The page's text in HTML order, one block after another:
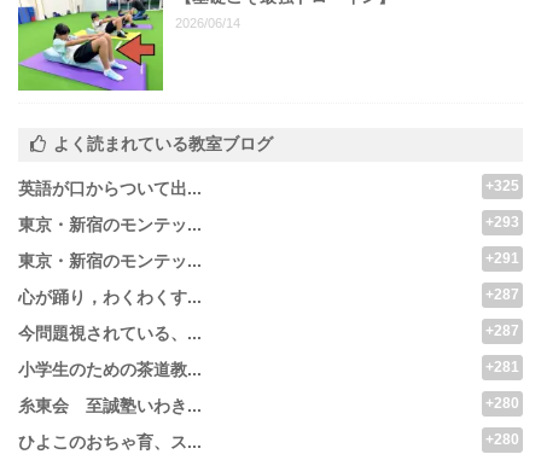
2026/06/14
よく読まれている教室ブログ
英語が口からついて出... +325
東京・新宿のモンテッ... +293
東京・新宿のモンテッ... +291
心が踊り，わくわくす... +287
今問題視されている、... +287
小学生のための茶道教... +281
糸東会 至誠塾いわき... +280
ひよこのおちゃ育、ス... +280